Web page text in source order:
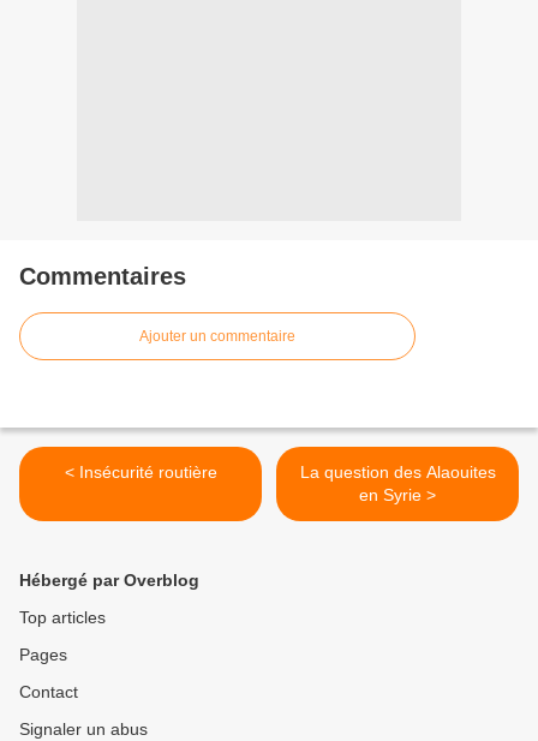
Commentaires
Ajouter un commentaire
< Insécurité routière
La question des Alaouites
en Syrie >
Hébergé par Overblog
Top articles
Pages
Contact
Signaler un abus